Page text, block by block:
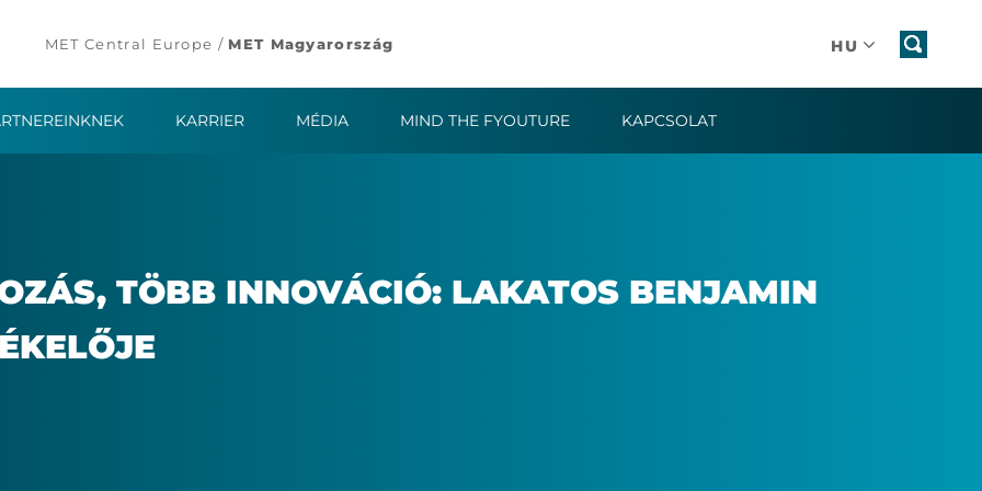
MET Central Europe / MET Magyarország HU
KARRIER MÉDIA MIND THE FYOUTURE KAPCSOLAT
TÖBB IN­NO­VÁ­CI­Ó: LA­KA­TOS BEN­JA­MIN